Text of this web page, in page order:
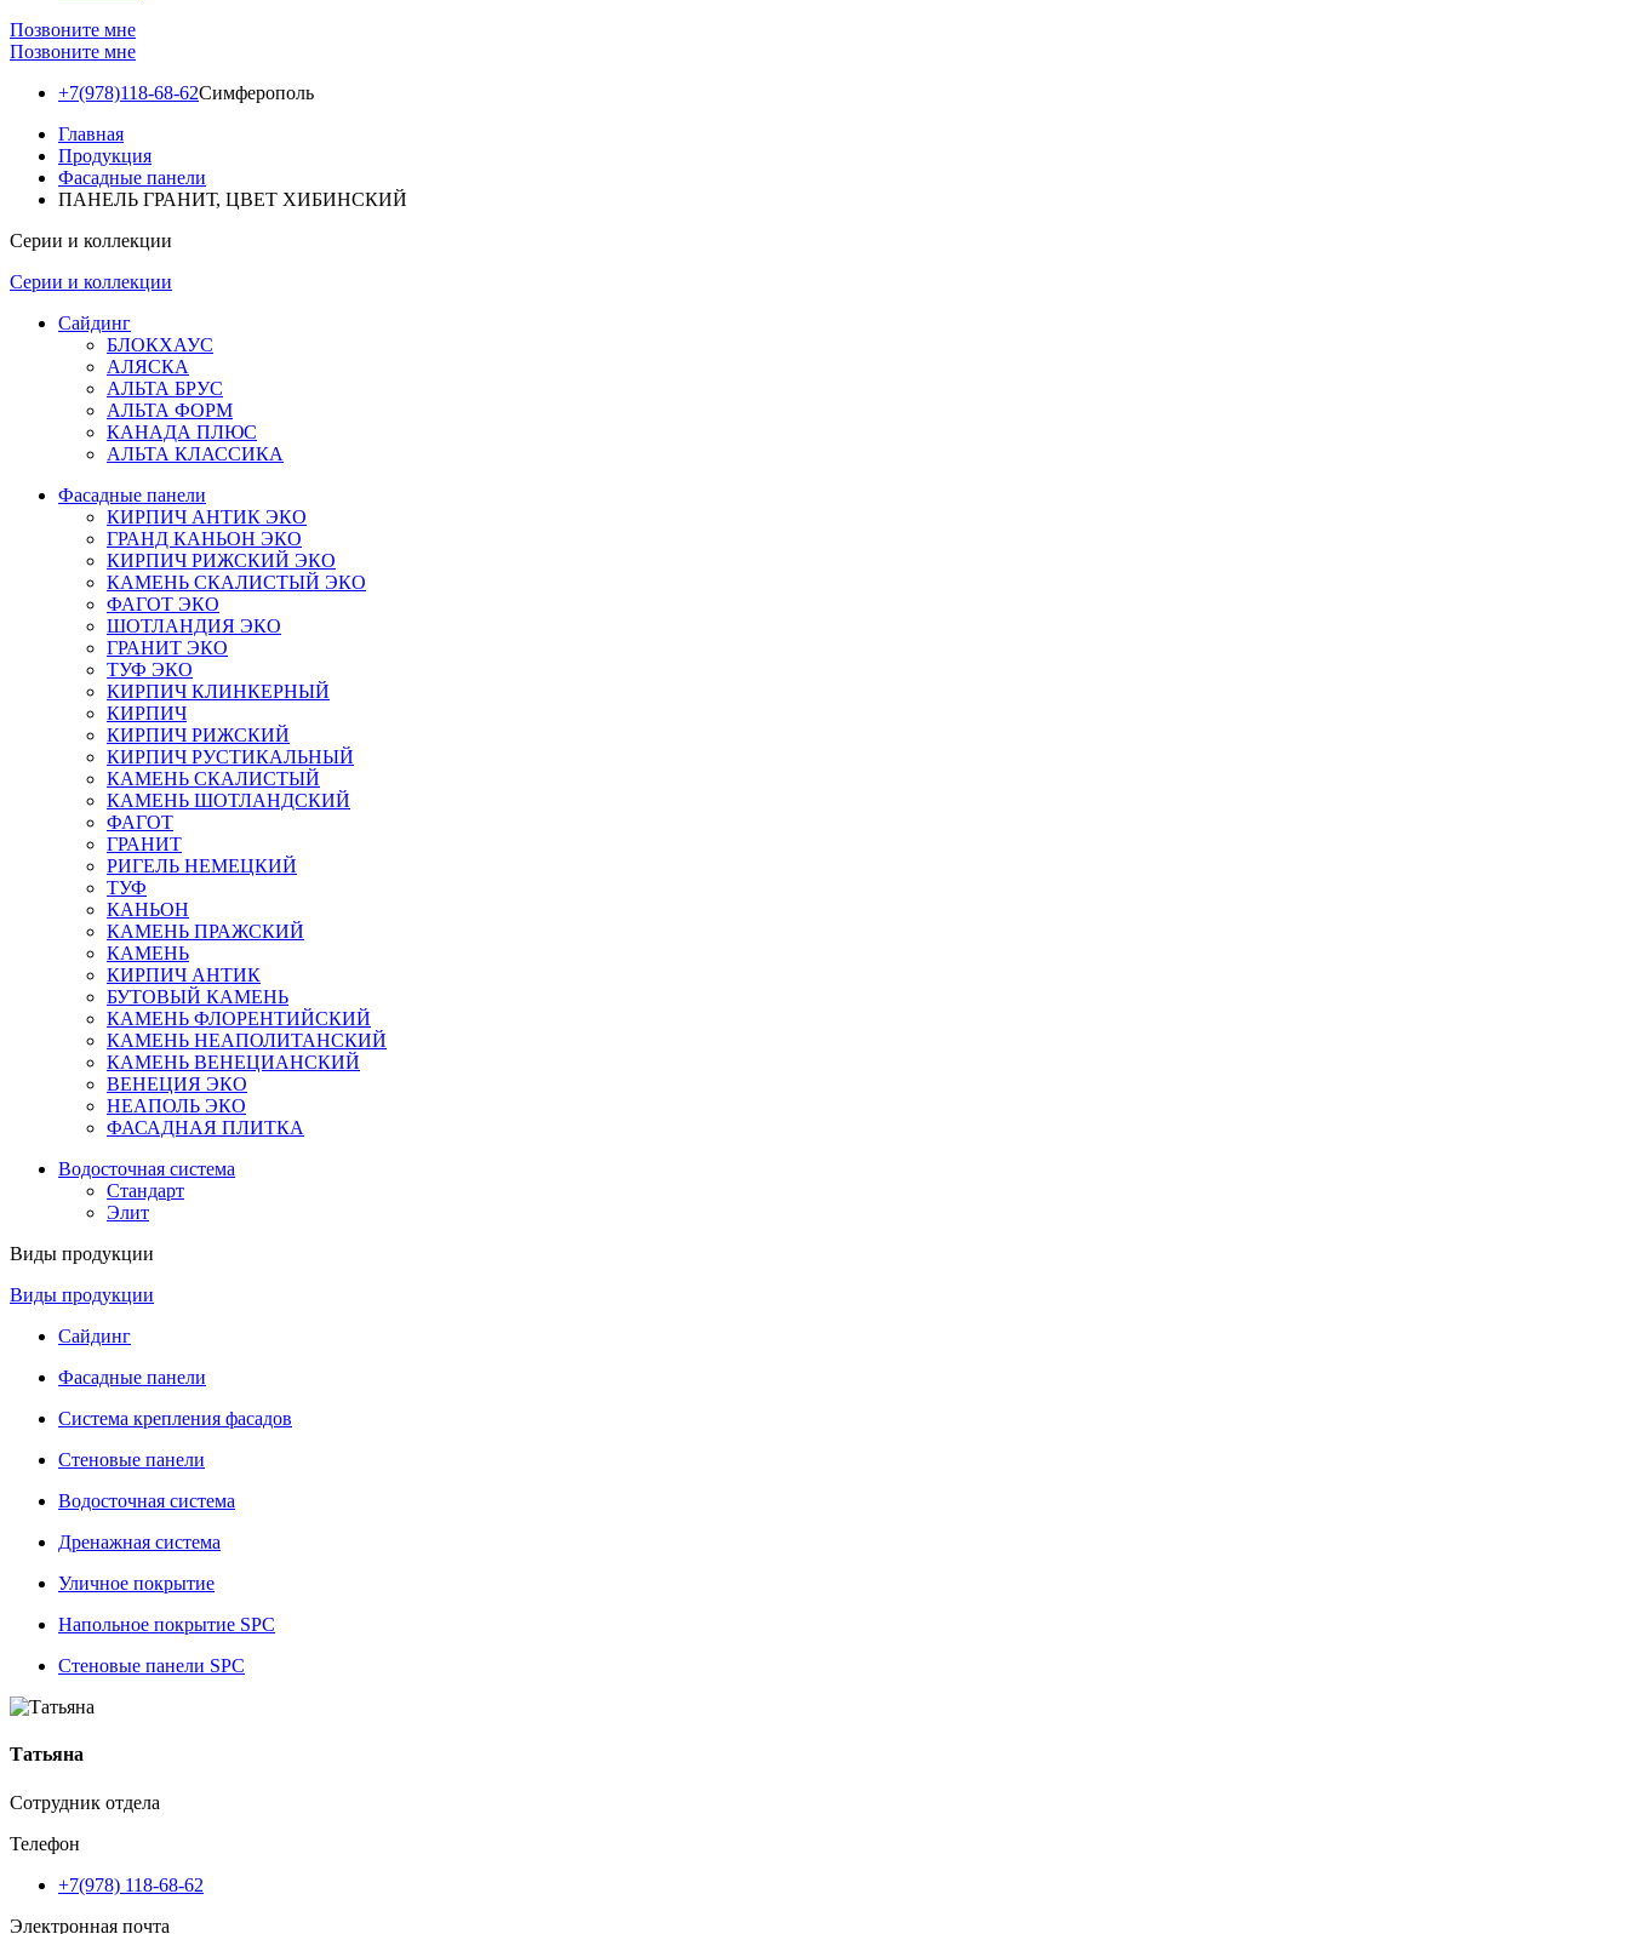
Позвоните мне
Позвоните мне
+7(978)118-68-62Симферополь
Главная
Продукция
Фасадные панели
ПАНЕЛЬ ГРАНИТ, ЦВЕТ ХИБИНСКИЙ
Серии и коллекции
Серии и коллекции
Сайдинг
БЛОКХАУС
АЛЯСКА
АЛЬТА БРУС
АЛЬТА ФОРМ
КАНАДА ПЛЮС
АЛЬТА КЛАССИКА
Фасадные панели
КИРПИЧ АНТИК ЭКО
ГРАНД КАНЬОН ЭКО
КИРПИЧ РИЖСКИЙ ЭКО
КАМЕНЬ СКАЛИСТЫЙ ЭКО
ФАГОТ ЭКО
ШОТЛАНДИЯ ЭКО
ГРАНИТ ЭКО
ТУФ ЭКО
КИРПИЧ КЛИНКЕРНЫЙ
КИРПИЧ
КИРПИЧ РИЖСКИЙ
КИРПИЧ РУСТИКАЛЬНЫЙ
КАМЕНЬ СКАЛИСТЫЙ
КАМЕНЬ ШОТЛАНДСКИЙ
ФАГОТ
ГРАНИТ
РИГЕЛЬ НЕМЕЦКИЙ
ТУФ
КАНЬОН
КАМЕНЬ ПРАЖСКИЙ
КАМЕНЬ
КИРПИЧ АНТИК
БУТОВЫЙ КАМЕНЬ
КАМЕНЬ ФЛОРЕНТИЙСКИЙ
КАМЕНЬ НЕАПОЛИТАНСКИЙ
КАМЕНЬ ВЕНЕЦИАНСКИЙ
ВЕНЕЦИЯ ЭКО
НЕАПОЛЬ ЭКО
ФАСАДНАЯ ПЛИТКА
Водосточная система
Стандарт
Элит
Виды продукции
Виды продукции
Сайдинг
Фасадные панели
Система крепления фасадов
Стеновые панели
Водосточная система
Дренажная система
Уличное покрытие
Напольное покрытие SPC
Стеновые панели SPC
Татьяна
Сотрудник отдела
Телефон
+7(978) 118-68-62
Электронная почта